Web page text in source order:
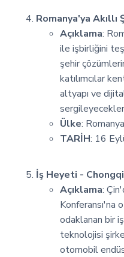
Romanya'ya
Açıklama:
ile işbirliğini
şehir
katılımcılar
altyapı ve
Ülke: Romanya
TARİH: 16
İş Heyeti -
Açıklama:
odaklanan bir
teknolojisi
otomobil